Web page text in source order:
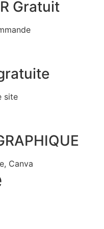
Gratuit
site
Canva